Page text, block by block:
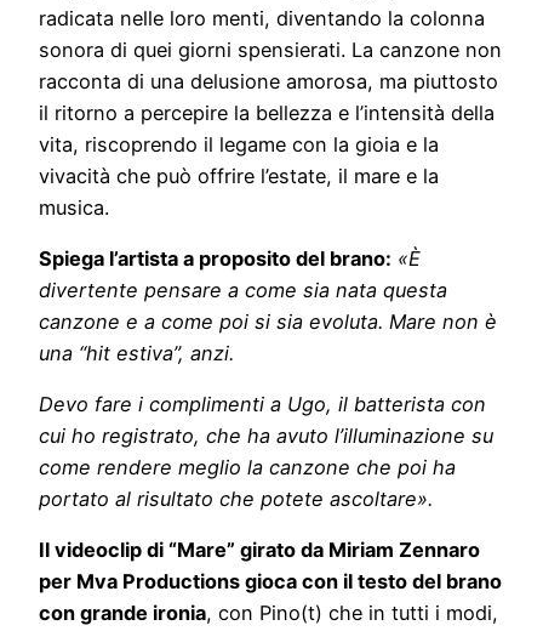
radicata nelle loro menti, diventando la colonna
sonora di quei giorni spensierati. La canzone non
racconta di una delusione amorosa, ma piuttosto
il ritorno a percepire la bellezza e l’intensità della
vita, riscoprendo il legame con la gioia e la
vivacità che può offrire l’estate, il mare e la
musica.
Spiega l’artista a proposito del brano: «È
divertente pensare a come sia nata questa
canzone e a come poi si sia evoluta. Mare non è
una “hit estiva”, anzi.
Devo fare i complimenti a Ugo, il batterista con
cui ho registrato, che ha avuto l’illuminazione su
come rendere meglio la canzone che poi ha
portato al risultato che potete ascoltare».
Il videoclip di “Mare” girato da Miriam Zennaro
per Mva Productions gioca con il testo del brano
con grande ironia, con Pino(t) che in tutti i modi,